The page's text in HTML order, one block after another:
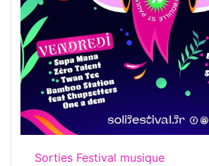
Sorties Festival musique